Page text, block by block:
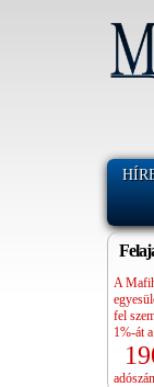
A
fel
1%-át